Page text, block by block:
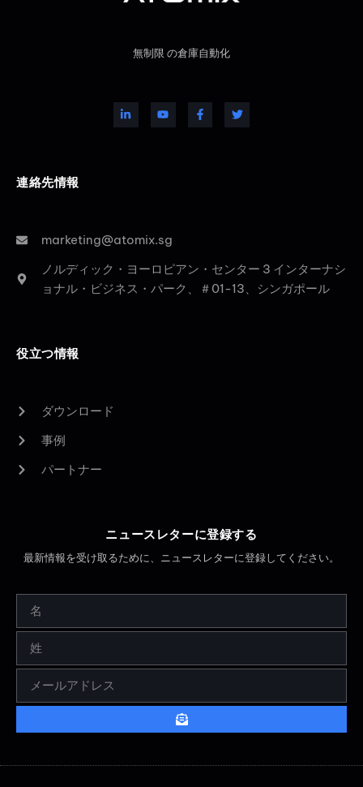
無制限 の倉庫自動化
連絡先情報
marketing@atomix.sg
ノルディック・ヨーロピアン・センター 3 インターナシ
ョナル・ビジネス・パーク、＃01-13、シンガポール
役立つ情報
ダウンロード
事例
パートナー
ニュースレターに登録する
最新情報を受け取るために、ニュースレターに登録してください。